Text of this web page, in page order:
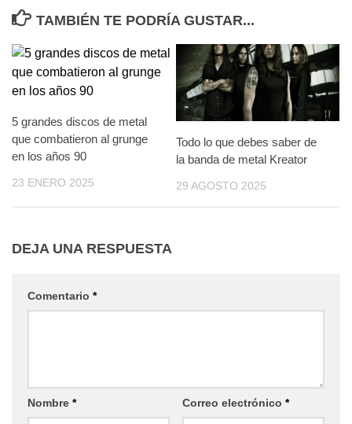
TAMBIÉN TE PODRÍA GUSTAR...
5 grandes discos de metal
que combatieron al grunge
en los años 90
23 ENERO 2025
Todo lo que debes saber de
la banda de metal Kreator
29 AGOSTO 2025
DEJA UNA RESPUESTA
Comentario *
Nombre * Correo electrónico *